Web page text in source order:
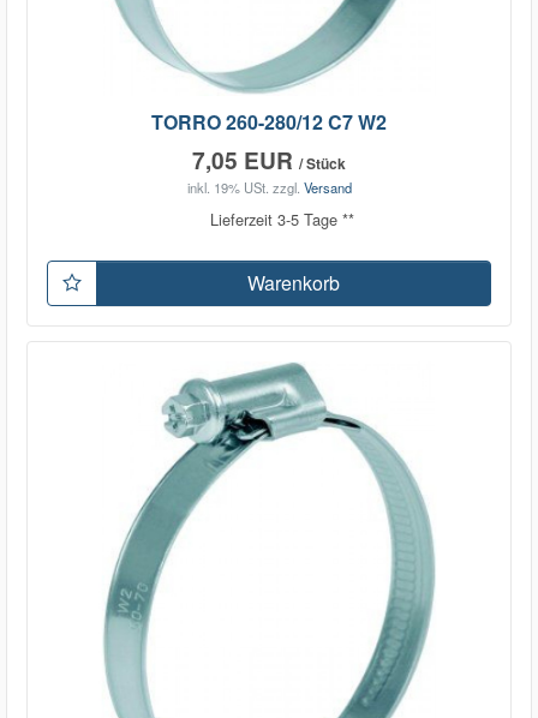
TORRO 260-280/12 C7 W2
7,05 EUR / Stück
inkl. 19% USt. zzgl. Versand
Lieferzeit 3-5 Tage **
Warenkorb